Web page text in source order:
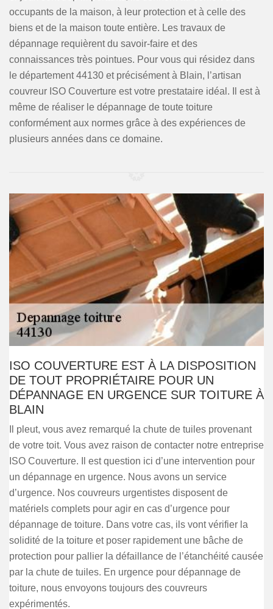
occupants de la maison, à leur protection et à celle des
biens et de la maison toute entière. Les travaux de
dépannage requièrent du savoir-faire et des
connaissances très pointues. Pour vous qui résidez dans
le département 44130 et précisément à Blain, l’artisan
couvreur ISO Couverture est votre prestataire idéal. Il est à
même de réaliser le dépannage de toute toiture
conformément aux normes grâce à des expériences de
plusieurs années dans ce domaine.
ISO COUVERTURE EST À LA DISPOSITION
DE TOUT PROPRIÉTAIRE POUR UN
DÉPANNAGE EN URGENCE SUR TOITURE À
BLAIN
Il pleut, vous avez remarqué la chute de tuiles provenant
de votre toit. Vous avez raison de contacter notre entreprise
ISO Couverture. Il est question ici d’une intervention pour
un dépannage en urgence. Nous avons un service
d’urgence. Nos couvreurs urgentistes disposent de
matériels complets pour agir en cas d’urgence pour
dépannage de toiture. Dans votre cas, ils vont vérifier la
solidité de la toiture et poser rapidement une bâche de
protection pour pallier la défaillance de l’étanchéité causée
par la chute de tuiles. En urgence pour dépannage de
toiture, nous envoyons toujours des couvreurs
expérimentés.